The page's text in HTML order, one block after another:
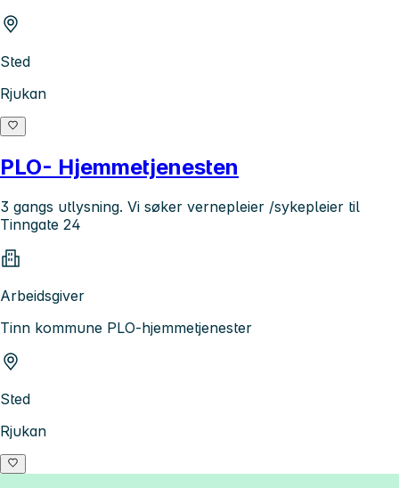
Sted
Rjukan
PLO- Hjemmetjenesten
3 gangs utlysning. Vi søker vernepleier /sykepleier til
Tinngate 24
Arbeidsgiver
Tinn kommune PLO-hjemmetjenester
Sted
Rjukan